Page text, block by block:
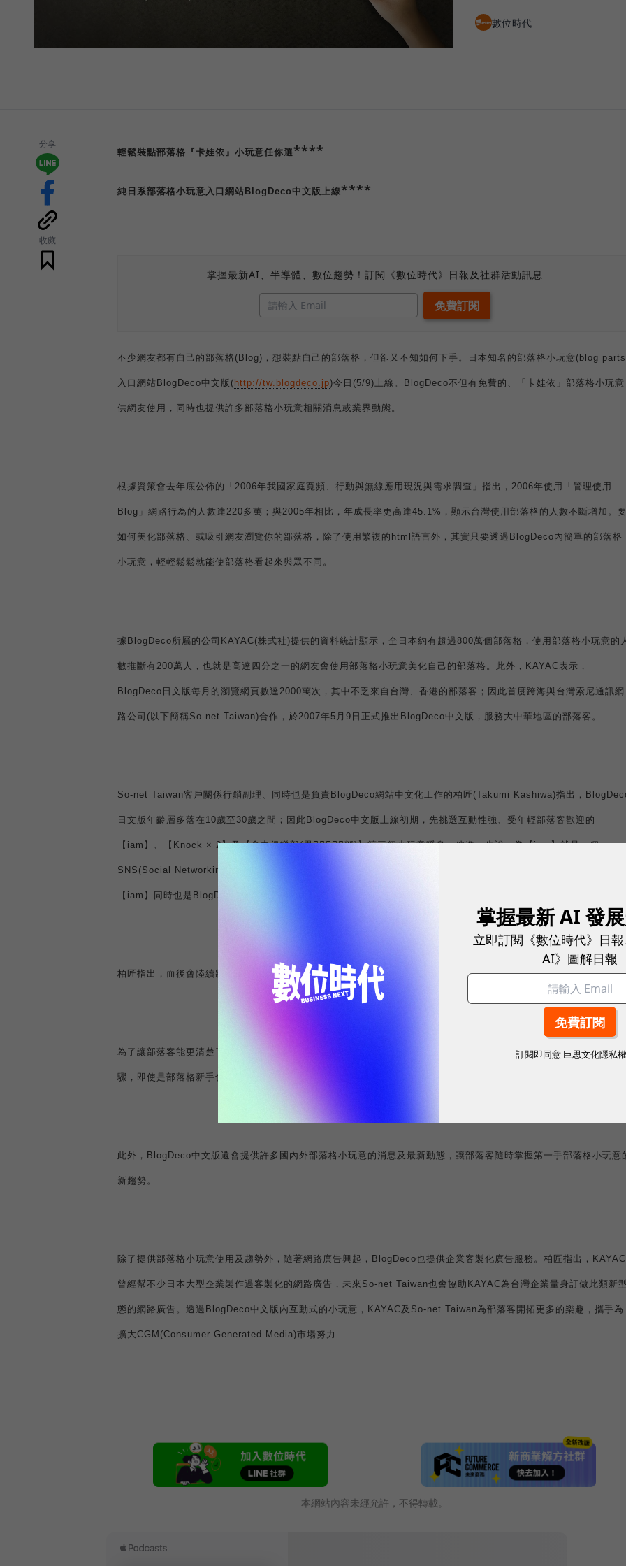
數位時代
分享
收藏
輕鬆裝點部落格 『卡娃依』小玩意任你選****
純日系部落格小玩意入口網站 BlogDeco中文版上線****
掌握最新AI、半導體、數位趨勢！訂閱《數位時代》日報及社群活動訊息
不少網友都有自己的部落格 (Blog) ，想裝點自己的部落格，但卻又不知如何下手。日本知名的部落格小玩意 (blog
入口網站 BlogDeco中文版 ( http://tw.blogdeco.jp)今日 (5/9) 上線。 BlogDeco不但有免費的、「卡娃依」部落格小玩意
供網友使用，同時也提供許多部落格小玩意相關消息或業界動態。
根據資策會去年底公佈的「 2006年我國家庭寬頻、行動與無線應用現況與需求調查」指出， 2006年使用「管理使用
Blog 」網路行為的人數達220多萬；與2005年相比，年成長率更高達45.1% ，顯示台灣使用部落格的人數不斷增加。
如何美化部落格、或吸引網友瀏覽你的部落格，除了使用繁複的 html 語言外，其實只要透過 BlogDeco內簡單的部落格
小玩意，輕輕鬆鬆就能使部落格看起來與眾不同。
據 BlogDeco所屬的公司 KAYAC(株式社)提供的資料統計顯示，全日本約有超過800萬個部落格，使用部落格小玩意的
數推斷有200萬人，也就是高達四分之一的網友會使用部落格小玩意美化自己的部落格。此外， KAYAC表示，
BlogDeco 日文版每月的瀏覽網頁數達2000萬次，其中不乏來自台灣、香港的部落客；因此首度跨海與台灣索尼通訊網
路公司 ( 以下簡稱 So-net Taiwan)合作，於2007年5 月 9 日 正式推出 BlogDeco中文版，服務大中華地區的部落客。
So-net Taiwan客戶關係行銷副理、同時也是負責 BlogDeco網站中文化工作的柏匠 (Takumi Kashiwa)指出，
日文版年齡層多落在 10歲至 30歲之間；因此 BlogDeco中文版上線初期，先挑選互動性強、受年輕部落客歡迎的
【 iam 】、【 Knock × 2】及【念力俱樂部(思部)】等三個小玩意暖身。他進一步說，像【iam】就是一個
SNS(Social Networking Service)
【 iam 】同時也是 BlogDeco
柏匠指出，而後會陸續將日文網站上的小玩意一一上線，也會推出台灣專屬的部落格小玩意。
為了讓部落客能更清楚了解如何使用 中文版也推出教學指南；只要依照教學指南上的步
驟，即使是部落格新手也能輕鬆美化自己的部落格。
此外， BlogDeco中文版還會提供許多國內外部落格小玩意的消息及最新動態，讓部落客隨時掌握第一手部落格小玩意
新趨勢。
除了提供部落格小玩意使用及趨勢外，隨著網路廣告興起， BlogDeco也提供企業客製化廣告服務。柏匠指出， KAYAC
曾經幫不少日本大型企業製作過客製化的網路廣告，未來 So-net Taiwan也會協助 KAYAC為台灣企業量身訂做此類新
態的網路廣告。透過 BlogDeco中文版內互動式的小玩意， KAYAC及 So-net Taiwan為部落客開拓更多的樂趣，攜手為
擴大CGM(Consumer Generated Media)市場努力
本網站內容未經允許，不得轉載。
掌握最新 AI 發
立即訂閱《數位時代》日
AI》圖解日報
訂閱即同意 巨思文化隱私